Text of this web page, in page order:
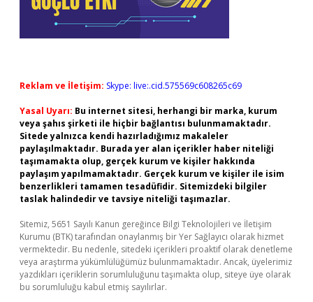
Reklam ve İletişim: Skype: live:.cid.575569c608265c69
Yasal Uyarı: Bu internet sitesi, herhangi bir marka, kurum
veya şahıs şirketi ile hiçbir bağlantısı bulunmamaktadır.
Sitede yalnızca kendi hazırladığımız makaleler
paylaşılmaktadır. Burada yer alan içerikler haber niteliği
taşımamakta olup, gerçek kurum ve kişiler hakkında
paylaşım yapılmamaktadır. Gerçek kurum ve kişiler ile isim
benzerlikleri tamamen tesadüfidir. Sitemizdeki bilgiler
taslak halindedir ve tavsiye niteliği taşımazlar.
Sitemiz, 5651 Sayılı Kanun gereğince Bilgi Teknolojileri ve İletişim
Kurumu (BTK) tarafından onaylanmış bir Yer Sağlayıcı olarak hizmet
vermektedir. Bu nedenle, sitedeki içerikleri proaktif olarak denetleme
veya araştırma yükümlülüğümüz bulunmamaktadır. Ancak, üyelerimiz
yazdıkları içeriklerin sorumluluğunu taşımakta olup, siteye üye olarak
bu sorumluluğu kabul etmiş sayılırlar.